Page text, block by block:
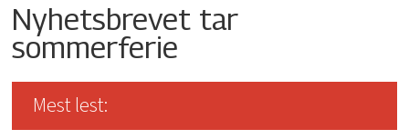
Nyhetsbrevet tar
sommerferie
Mest lest: